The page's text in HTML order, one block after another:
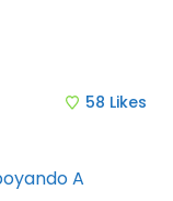
58 Likes
A